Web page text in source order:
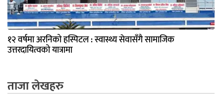
१२ वर्षमा अरनिको हस्पिटल : स्वास्थ्य सेवासँगै सामाजिक
उत्तरदायित्वको यात्रामा
ताजा लेखहरु